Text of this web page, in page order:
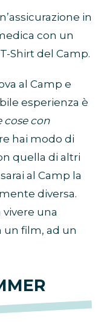
in
con un
Shirt del Camp.
al Camp e
esperienza è
cose con
hai modo di
quella di altri
al Camp la
diversa.
vivere una
film, ad un